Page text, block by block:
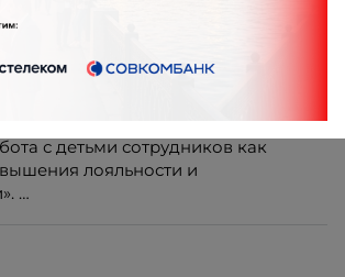
лояльности и
рассказать про наш HR-проект
с детьми сотрудников как
лояльности и